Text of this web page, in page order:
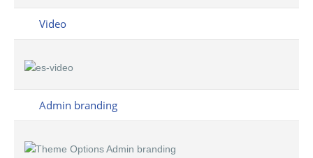
Video
Admin branding